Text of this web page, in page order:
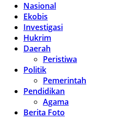
Nasional
Ekobis
Investigasi
Hukrim
Daerah
Peristiwa
Politik
Pemerintah
Pendidikan
Agama
Berita Foto